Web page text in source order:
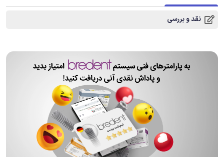
نقد و بررسی